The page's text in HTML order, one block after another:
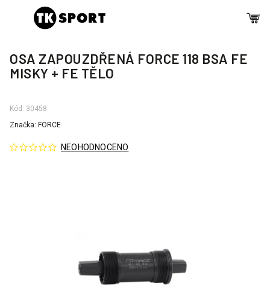
OSA ZAPOUZDŘENÁ FORCE 118 BSA FE
MISKY + FE TĚLO
Kód: 30458
NEOHODNOCENO
Značka: FORCE